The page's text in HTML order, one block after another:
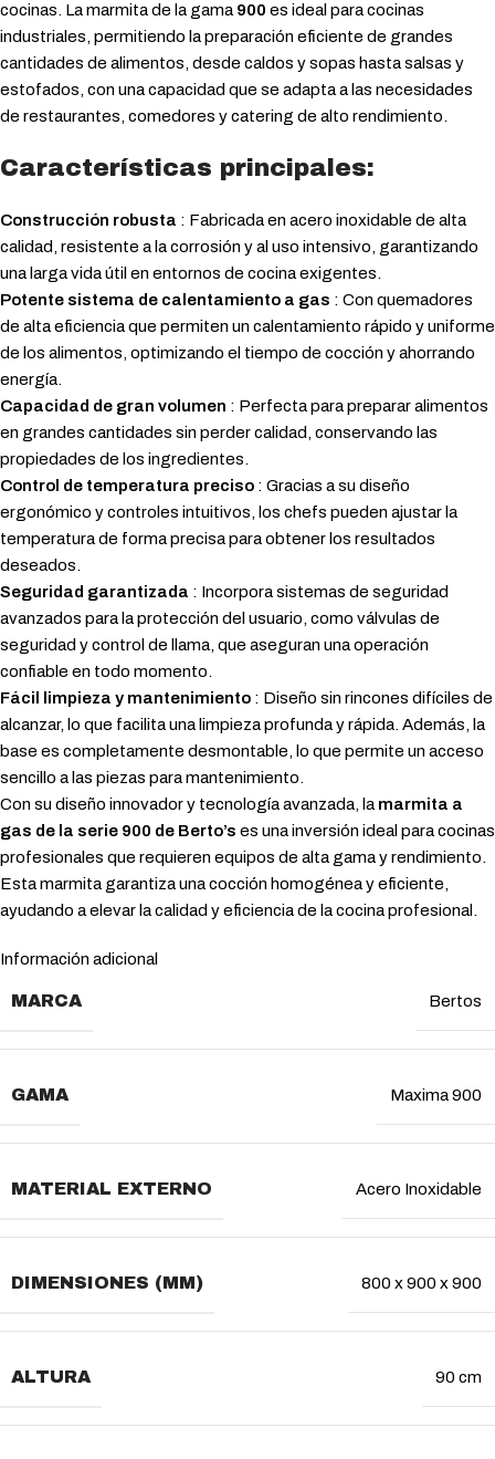
cocinas. La marmita de la gama 900 es ideal para cocinas
industriales, permitiendo la preparación eficiente de grandes
cantidades de alimentos, desde caldos y sopas hasta salsas y
estofados, con una capacidad que se adapta a las necesidades
de restaurantes, comedores y catering de alto rendimiento.
Características principales:
Construcción robusta : Fabricada en acero inoxidable de alta
calidad, resistente a la corrosión y al uso intensivo, garantizando
una larga vida útil en entornos de cocina exigentes.
Potente sistema de calentamiento a gas : Con quemadores
de alta eficiencia que permiten un calentamiento rápido y uniforme
de los alimentos, optimizando el tiempo de cocción y ahorrando
energía.
Capacidad de gran volumen : Perfecta para preparar alimentos
en grandes cantidades sin perder calidad, conservando las
propiedades de los ingredientes.
Control de temperatura preciso : Gracias a su diseño
ergonómico y controles intuitivos, los chefs pueden ajustar la
temperatura de forma precisa para obtener los resultados
deseados.
Seguridad garantizada : Incorpora sistemas de seguridad
avanzados para la protección del usuario, como válvulas de
seguridad y control de llama, que aseguran una operación
confiable en todo momento.
Fácil limpieza y mantenimiento : Diseño sin rincones difíciles de
alcanzar, lo que facilita una limpieza profunda y rápida. Además, la
base es completamente desmontable, lo que permite un acceso
sencillo a las piezas para mantenimiento.
Con su diseño innovador y tecnología avanzada, la marmita a
gas de la serie 900 de Berto’s es una inversión ideal para cocinas
profesionales que requieren equipos de alta gama y rendimiento.
Esta marmita garantiza una cocción homogénea y eficiente,
ayudando a elevar la calidad y eficiencia de la cocina profesional.
Información adicional
MARCA Bertos
GAMA Maxima 900
MATERIAL EXTERNO Acero Inoxidable
DIMENSIONES (MM) 800 x 900 x 900
ALTURA 90 cm